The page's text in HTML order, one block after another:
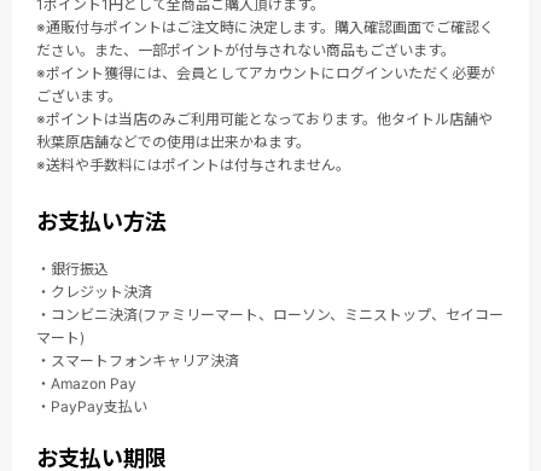
1ポイント1円として全商品ご購入頂けます。
※通販付与ポイントはご注文時に決定します。購入確認画面でご確認く
ださい。また、一部ポイントが付与されない商品もございます。
※ポイント獲得には、会員としてアカウントにログインいただく必要が
ございます。
※ポイントは当店のみご利用可能となっております。他タイトル店舗や
秋葉原店舗などでの使用は出来かねます。
※送料や手数料にはポイントは付与されません。
お支払い方法
・銀行振込
・クレジット決済
・コンビニ決済(ファミリーマート、ローソン、ミニストップ、セイコー
マート)
・スマートフォンキャリア決済
・Amazon Pay
・PayPay支払い
お支払い期限